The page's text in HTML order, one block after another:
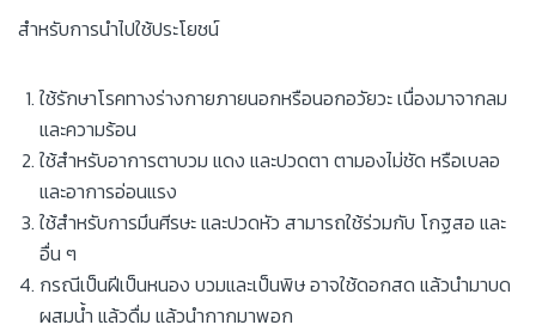
สำหรับการนำไปใช้ประโยชน์
ใช้รักษาโรคทางร่างกายภายนอกหรือนอกอวัยวะ เนื่องมาจากลม
และความร้อน
ใช้สำหรับอาการตาบวม แดง และปวดตา ตามองไม่ชัด หรือเบลอ
และอาการอ่อนแรง
ใช้สำหรับการมึนศีรษะ และปวดหัว สามารถใช้ร่วมกับ โกฐสอ และ
อื่น ๆ
กรณีเป็นฝีเป็นหนอง บวมและเป็นพิษ อาจใช้ดอกสด แล้วนำมาบด
ผสมน้ำ แล้วดื่ม แล้วนำกากมาพอก